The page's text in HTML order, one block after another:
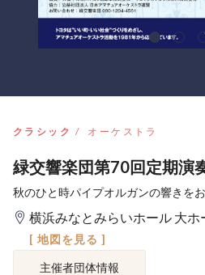
クラシック オーケストラ
緑交響楽団第70回定期演
秋のひと時パイプオルガンの響きを
横浜みなとみらいホール 大ホ
[ 地図を見る ]
主催者団体情報